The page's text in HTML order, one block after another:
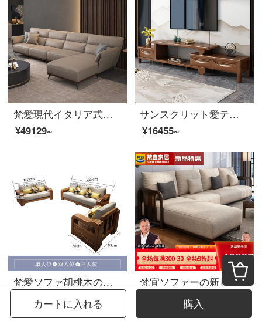
梵愛現代イタリア式の極簡単で、贅沢な皮芸ソファーのサイズと部屋型の組み合わせの科学技術三防皮ソファの家具のペア+シングル+貴妃+足の米黄色
¥49129~
サンスクリット愛テレビキャビネットの新しい中国式ゴムの木の家具は、リビング家具のテレビキャビネットの組み立てに伸縮することができます。
¥16455~
梵愛ソファ胡桃木の実木ソファ全実木布芸ソファ1+2+3セットのソファーのリビングルームの角のソファーには、リビングルームの家具のシングル席+2人の席+3人の色備考
¥77125~
梵宜ソファーの新しい中国式の実木布芸皮のソファーのシングル席1+2+3セットのリビングルームの大きさと豪華さを兼ね備えた高贵妃の角にあるソファの逸品家具【皮芸座布団】1+2+3
カートに入れる 購入